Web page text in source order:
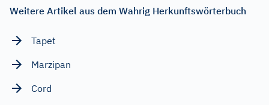
Weitere Artikel aus dem Wahrig Herkunftswörterbuch
Tapet
Marzipan
Cord